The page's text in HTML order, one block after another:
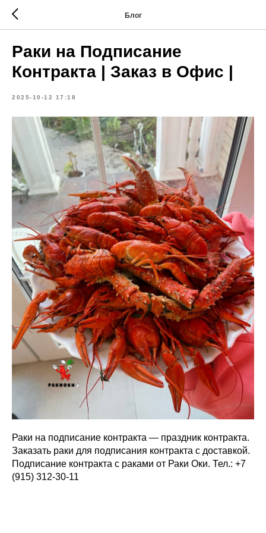
Блог
Раки на Подписание
Контракта | Заказ в Офис |
2025-10-12 17:18
Раки на подписание контракта — праздник контракта.
Заказать раки для подписания контракта с доставкой.
Подписание контракта с раками от Раки Оки. Тел.: +7
(915) 312-30-11